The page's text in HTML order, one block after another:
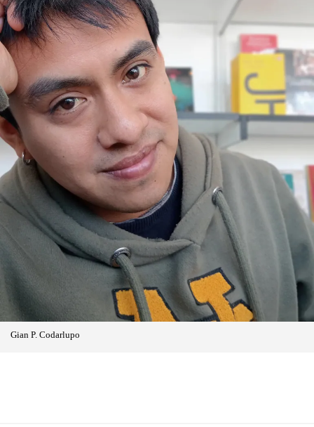
Gian P. Codarlupo